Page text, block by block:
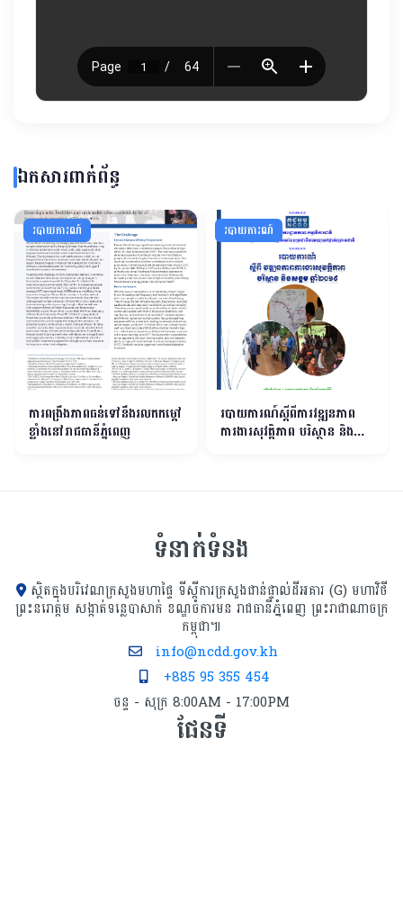
ឯកសារពាក់ព័ន្ធ
របាយការណ៍
ការពង្រឹងភាពធន់ទៅនឹងរលកកម្ដៅ
ខ្លាំងនៅរាជធានីភ្នំពេញ
របាយការណ៍
របាយការណ៍ស្តីពីការវឌ្ឍនភាព
ការងារសុវត្ដិភាព បរិស្ថាន និង
ទំនាក់ទំនង
ស្ថិតក្នុងបរិវេណក្រសួងមហាផ្ទៃ ទីស្ដីការក្រសួង​ជាន់ផ្ទាល់ដីអគារ (G) មហាវិថី
ព្រះនរោត្តម សង្កាត់ទន្លេបាសាក់ ខណ្ឌចំការមន រាជធានីភ្នំពេញ ព្រះរាជាណាចក្រ
កម្ពុជា៕
info@ncdd.gov.kh
+885 95 355 454
ចន្ទ - សុក្រ 8:00AM - 17:00PM
ផែនទី